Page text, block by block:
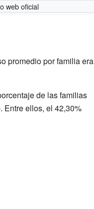
web oficial
promedio por familia era
de las familias
Entre ellos, el 42,30%